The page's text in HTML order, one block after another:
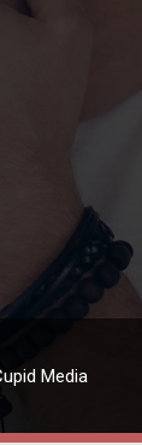
Media